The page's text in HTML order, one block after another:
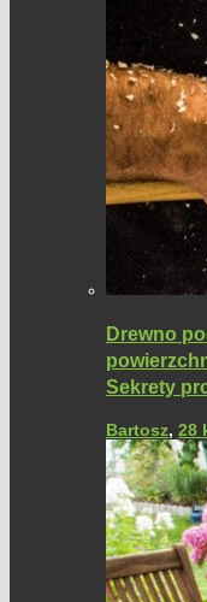
Drewno
Sekrety
Bartosz, 28